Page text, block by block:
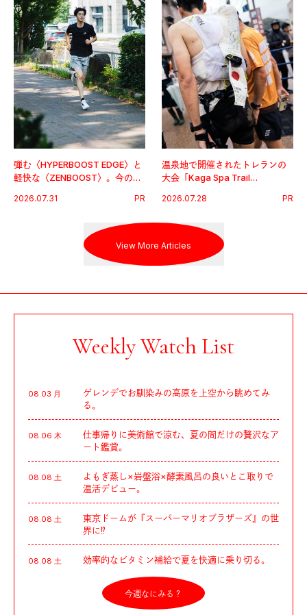
弾む〈HYPERBOOST EDGE〉と
軽快な〈ZENBOOST〉。今の時
出した新機軸。
2026.07.31 PR
温泉地で開催されたトレランの
大会「Kaga Spa Trail
戦を夢見るランナーたちの奮闘
2026.07.28 PR
View More Articles
Weekly Watch List
08.03 月
ゲレンデでお馴染みの高原を上空から眺めてみ
る。
08.06 木
仕事帰りに美術館で涼む、夏の間だけの贅沢なア
ート鑑賞。
08.08 土
よもぎ蒸し×岩盤浴×酵素風呂の良いとこ取りで
温活デビュー。
08.08 土
東京ドームが『スーパーマリオブラザーズ』の世
界に⁉︎
08.08 土 効率的なビタミン補給で夏を快適に乗り切る。
今週なにみる？